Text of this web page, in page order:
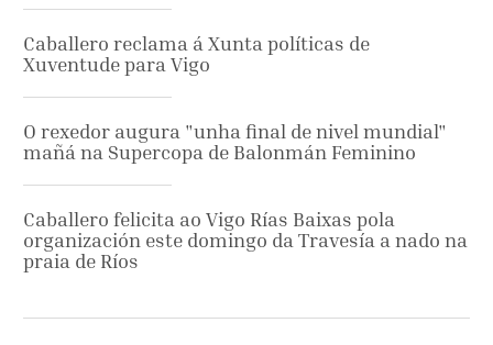
Caballero reclama á Xunta políticas de
Xuventude para Vigo
O rexedor augura "unha final de nivel mundial"
mañá na Supercopa de Balonmán Feminino
Caballero felicita ao Vigo Rías Baixas pola
organización este domingo da Travesía a nado na
praia de Ríos